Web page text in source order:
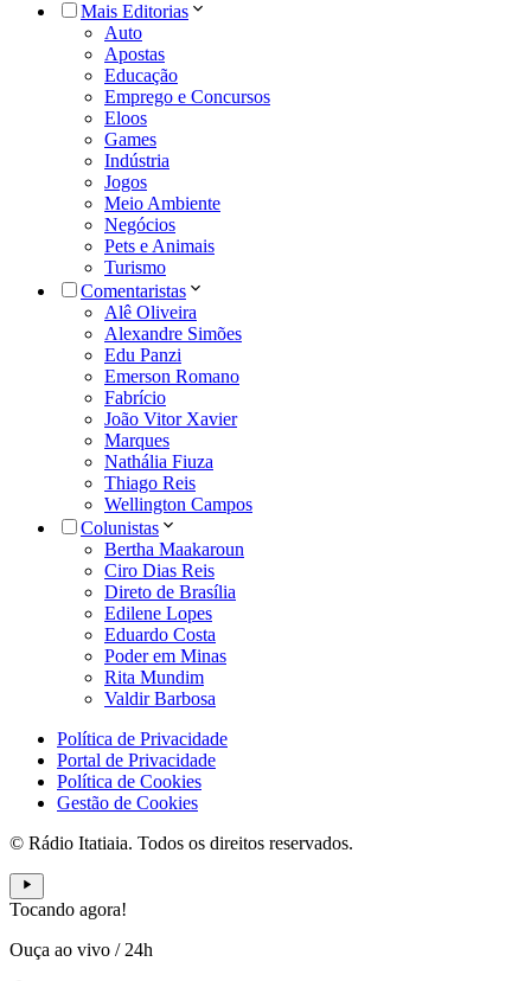
Mais Editorias
Auto
Apostas
Educação
Emprego e Concursos
Eloos
Games
Indústria
Jogos
Meio Ambiente
Negócios
Pets e Animais
Turismo
Comentaristas
Alê Oliveira
Alexandre Simões
Edu Panzi
Emerson Romano
Fabrício
João Vitor Xavier
Marques
Nathália Fiuza
Thiago Reis
Wellington Campos
Colunistas
Bertha Maakaroun
Ciro Dias Reis
Direto de Brasília
Edilene Lopes
Eduardo Costa
Poder em Minas
Rita Mundim
Valdir Barbosa
Política de Privacidade
Portal de Privacidade
Política de Cookies
Gestão de Cookies
© Rádio Itatiaia. Todos os direitos reservados.
Tocando agora!
Ouça ao vivo / 24h